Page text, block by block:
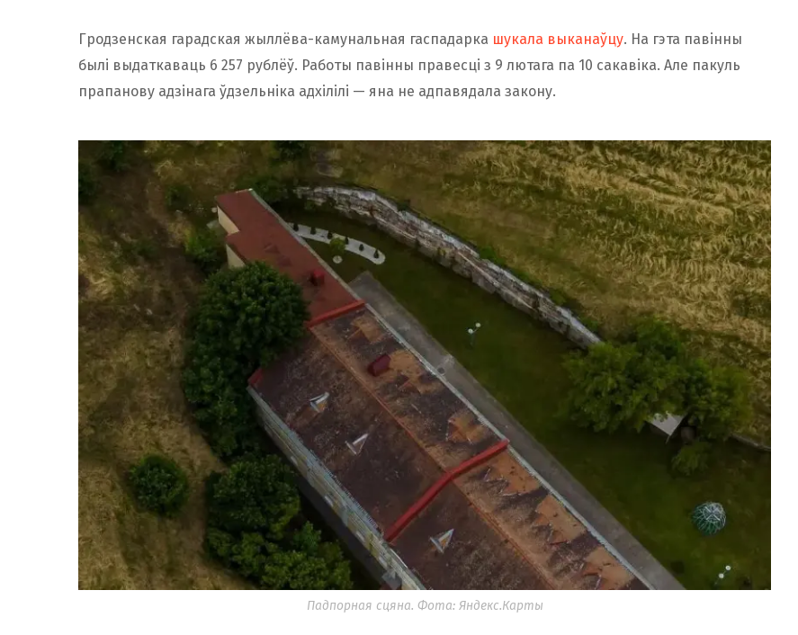
Гродзенская гарадская жыллёва-камунальная гаспадарка шукала выканаўцу. На гэта павінны
былі выдаткаваць 6 257 рублёў. Работы павінны правесці з 9 лютага па 10 сакавіка. Але пакуль
прапанову адзінага ўдзельніка адхілілі — яна не адпавядала закону.
Падпорная сцяна. Фота: Яндекс.Карты